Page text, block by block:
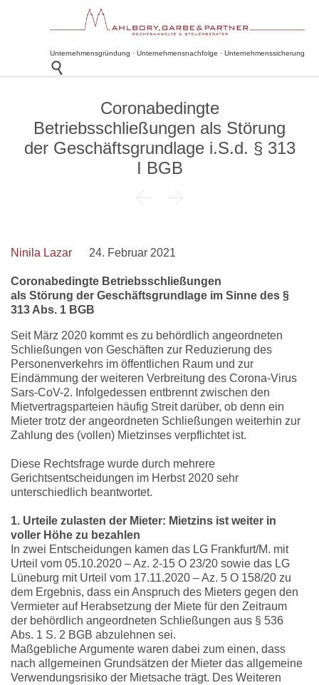
Unternehmensgründung · Unternehmensnachfolge · Unternehmenssicherung

Coronabedingte
Betriebsschließungen als Störung
der Geschäftsgrundlage i.S.d. § 313
I BGB
 
Ninila Lazar 24. Februar 2021
Coronabedingte Betriebsschließungen
als Störung der Geschäftsgrundlage im Sinne des §
313 Abs. 1 BGB
Seit März 2020 kommt es zu behördlich angeordneten
Schließungen von Geschäften zur Reduzierung des
Personenverkehrs im öffentlichen Raum und zur
Eindämmung der weiteren Verbreitung des Corona-Virus
Sars-CoV-2. Infolgedessen entbrennt zwischen den
Mietvertragsparteien häufig Streit darüber, ob denn ein
Mieter trotz der angeordneten Schließungen weiterhin zur
Zahlung des (vollen) Mietzinses verpflichtet ist.
Diese Rechtsfrage wurde durch mehrere
Gerichtsentscheidungen im Herbst 2020 sehr
unterschiedlich beantwortet.
1. Urteile zulasten der Mieter: Mietzins ist weiter in
voller Höhe zu bezahlen
In zwei Entscheidungen kamen das LG Frankfurt/M. mit
Urteil vom 05.10.2020 – Az. 2-15 O 23/20 sowie das LG
Lüneburg mit Urteil vom 17.11.2020 – Az. 5 O 158/20 zu
dem Ergebnis, dass ein Anspruch des Mieters gegen den
Vermieter auf Herabsetzung der Miete für den Zeitraum
der behördlich angeordneten Schließungen aus § 536
Abs. 1 S. 2 BGB abzulehnen sei.
Maßgebliche Argumente waren dabei zum einen, dass
nach allgemeinen Grundsätzen der Mieter das allgemeine
Verwendungsrisiko der Mietsache trägt. Des Weiteren